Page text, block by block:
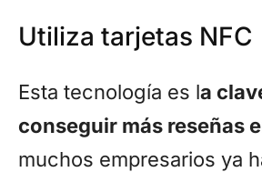
Utiliza tarjetas NFC
Esta tecnología es la
conseguir más reseñas
muchos empresarios ya